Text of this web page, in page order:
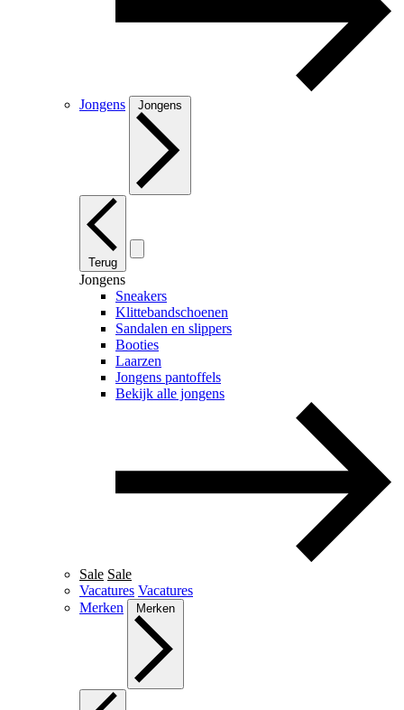
Jongens Jongens
Terug
Jongens
Sneakers
Klittebandschoenen
Sandalen en slippers
Booties
Laarzen
Jongens pantoffels
Bekijk alle jongens
Sale Sale
Vacatures Vacatures
Merken
Merken